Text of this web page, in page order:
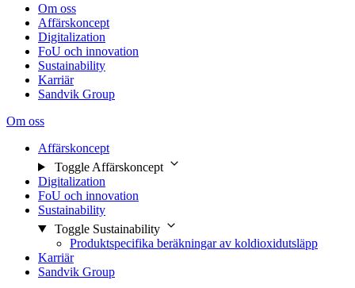
Om oss
Affärskoncept
Digitalization
FoU och innovation
Sustainability
Karriär
Sandvik Group
Om oss
Affärskoncept
Toggle Affärskoncept
Digitalization
FoU och innovation
Sustainability
Toggle Sustainability
Produktspecifika beräkningar av koldioxidutsläpp
Karriär
Sandvik Group